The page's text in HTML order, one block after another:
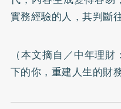
實務經驗的人，其判斷
（本文摘自／中年理財
下的你，重建人生的財